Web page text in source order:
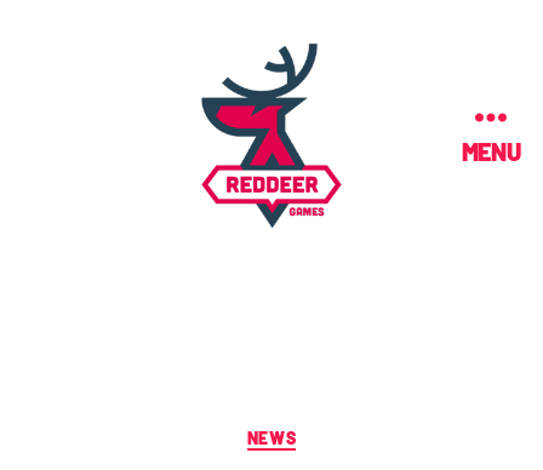
MENU
NEWS